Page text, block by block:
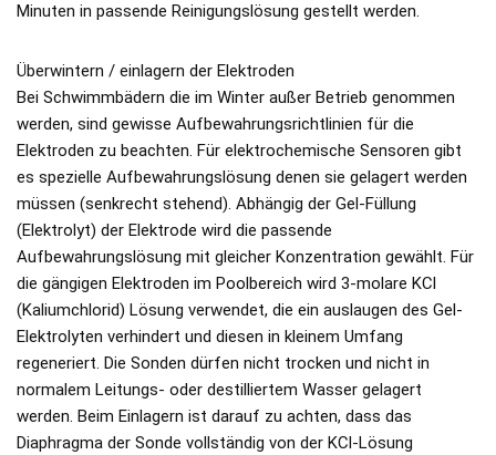
Minuten in passende Reinigungslösung gestellt werden.
Überwintern / einlagern der Elektroden
Bei Schwimmbädern die im Winter außer Betrieb genommen
werden, sind gewisse Aufbewahrungsrichtlinien für die
Elektroden zu beachten. Für elektrochemische Sensoren gibt
es spezielle Aufbewahrungslösung denen sie gelagert werden
müssen (senkrecht stehend). Abhängig der Gel-Füllung
(Elektrolyt) der Elektrode wird die passende
Aufbewahrungslösung mit gleicher Konzentration gewählt. Für
die gängigen Elektroden im Poolbereich wird 3-molare KCl
(Kaliumchlorid) Lösung verwendet, die ein auslaugen des Gel-
Elektrolyten verhindert und diesen in kleinem Umfang
regeneriert. Die Sonden dürfen nicht trocken und nicht in
normalem Leitungs- oder destilliertem Wasser gelagert
werden. Beim Einlagern ist darauf zu achten, dass das
Diaphragma der Sonde vollständig von der KCl-Lösung